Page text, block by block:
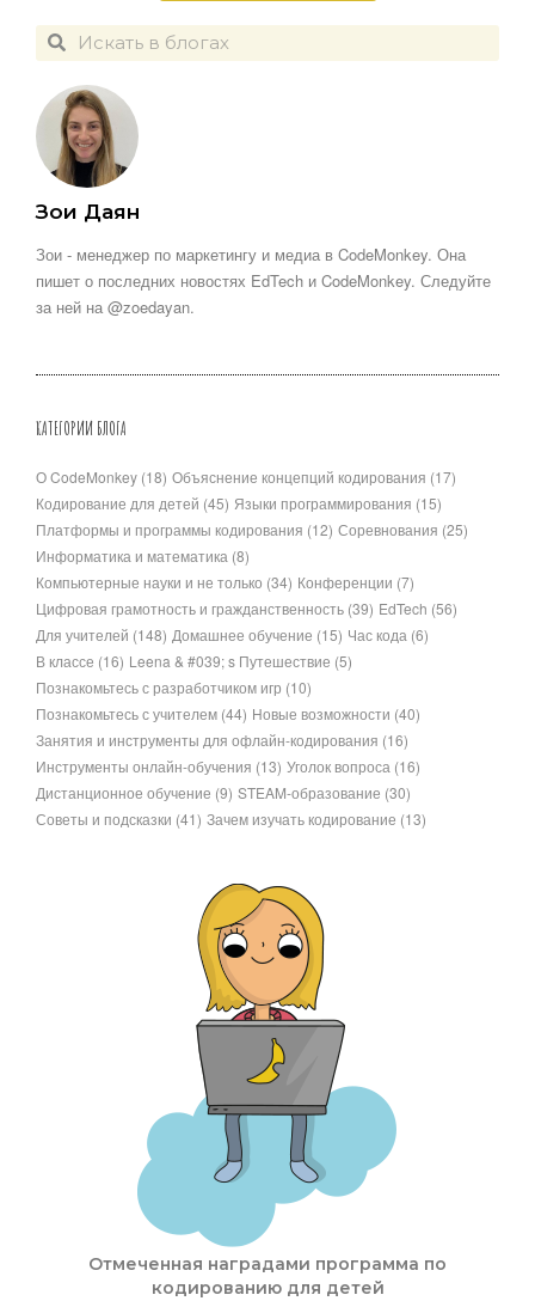
Зои Даян
Зои - менеджер по маркетингу и медиа в CodeMonkey. Она
пишет о последних новостях EdTech и CodeMonkey. Следуйте
за ней на @zoedayan.
КАТЕГОРИИ БЛОГА
О CodeMonkey (18) Объяснение концепций кодирования (17)
Кодирование для детей (45) Языки программирования (15)
Платформы и программы кодирования (12) Соревнования (25)
Информатика и математика (8)
Компьютерные науки и не только (34) Конференции (7)
Цифровая грамотность и гражданственность (39) EdTech (56)
Для учителей (148) Домашнее обучение (15) Час кода (6)
В классе (16) Leena & #039; s Путешествие (5)
Познакомьтесь с разработчиком игр (10)
Познакомьтесь с учителем (44) Новые возможности (40)
Занятия и инструменты для офлайн-кодирования (16)
Инструменты онлайн-обучения (13) Уголок вопроса (16)
Дистанционное обучение (9) STEAM-образование (30)
Советы и подсказки (41) Зачем изучать кодирование (13)
Отмеченная наградами программа по
кодированию для детей